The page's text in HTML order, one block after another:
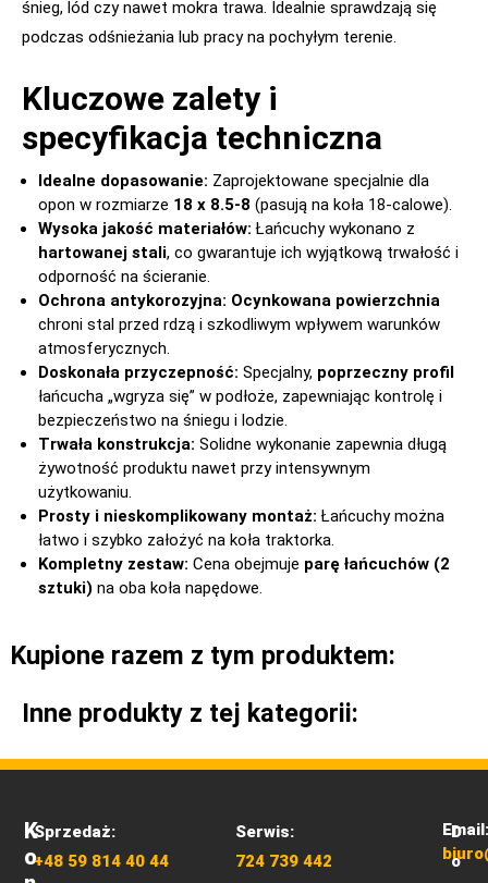
śnieg, lód czy nawet mokra trawa. Idealnie sprawdzają się
podczas odśnieżania lub pracy na pochyłym terenie.
Kluczowe zalety i
specyfikacja techniczna
Idealne dopasowanie: Zaprojektowane specjalnie dla
opon w rozmiarze 18 x 8.5-8 (pasują na koła 18-calowe).
Wysoka jakość materiałów: Łańcuchy wykonano z
hartowanej stali, co gwarantuje ich wyjątkową trwałość i
odporność na ścieranie.
Ochrona antykorozyjna: Ocynkowana powierzchnia
chroni stal przed rdzą i szkodliwym wpływem warunków
atmosferycznych.
Doskonała przyczepność: Specjalny, poprzeczny profil
łańcucha „wgryza się” w podłoże, zapewniając kontrolę i
bezpieczeństwo na śniegu i lodzie.
Trwała konstrukcja: Solidne wykonanie zapewnia długą
żywotność produktu nawet przy intensywnym
użytkowaniu.
Prosty i nieskomplikowany montaż: Łańcuchy można
łatwo i szybko założyć na koła traktorka.
Kompletny zestaw: Cena obejmuje parę łańcuchów (2
sztuki) na oba koła napędowe.
Kupione razem z tym produktem:
Inne produkty z tej kategorii:
K
O
Sprzedaż:
+48 59 814 40 44
Serwis:
724 739 442
Email:
D
o